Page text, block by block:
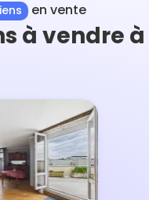
en vente
à vendre à